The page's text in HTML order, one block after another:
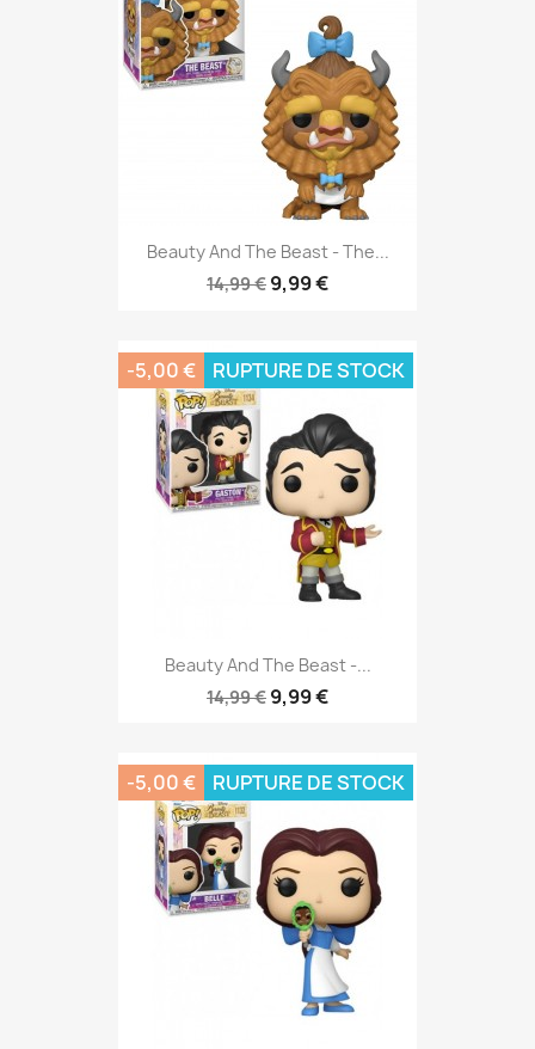
Beauty And The Beast - The...
14,99 € 9,99 €
Beauty And The Beast -...
14,99 € 9,99 €
-5,00 € RUPTURE DE STOCK
-5,00 € RUPTURE DE STOCK